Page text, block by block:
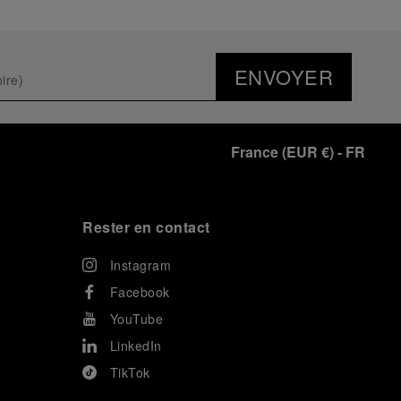
ENVOYER
France(EUR €)- FR
Rester en contact
Instagram
Facebook
YouTube
LinkedIn
TikTok